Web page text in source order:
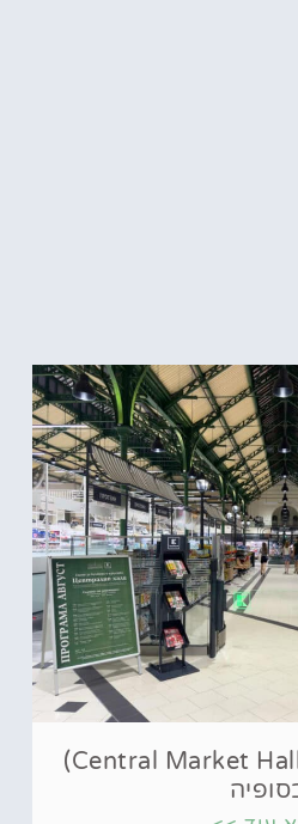
שוק התקשורת (Central Market Hall)